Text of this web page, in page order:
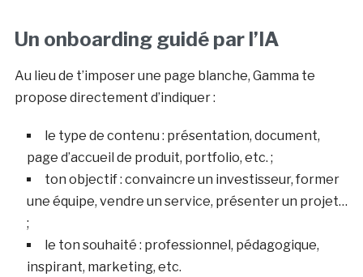
Un onboarding guidé par l’IA
Au lieu de t’imposer une page blanche, Gamma te
propose directement d’indiquer :
le type de contenu : présentation, document,
page d’accueil de produit, portfolio, etc. ;
ton objectif : convaincre un investisseur, former
une équipe, vendre un service, présenter un projet…
;
le ton souhaité : professionnel, pédagogique,
inspirant, marketing, etc.